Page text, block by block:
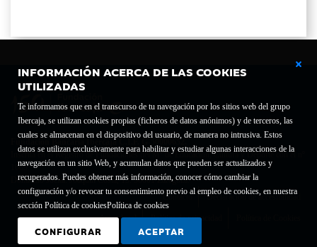
INFORMACIÓN ACERCA DE LAS COOKIES
UTILIZADAS
Te informamos que en el transcurso de tu navegación por los sitios web del grupo
Ibercaja, se utilizan cookies propias (ficheros de datos anónimos) y de terceros, las
cuales se almacenan en el dispositivo del usuario, de manera no intrusiva. Estos
datos se utilizan exclusivamente para habilitar y estudiar algunas interacciones de la
navegación en un sitio Web, y acumulan datos que pueden ser actualizados y
recuperados. Puedes obtener más información, conocer cómo cambiar la
configuración y/o revocar tu consentimiento previo al empleo de cookies, en nuestra
sección Política de cookiesPolítica de cookies
CONFIGURAR ACEPTAR
Fundación Bancaria Ibercaja C.I.F. G-50000652.
Inscrita en el Registro de Fundaciones del Mº de Educación, Cultura y Deporte con el nº
1689.
Domicilio social: Joaquín Costa, 13. 50001 Zaragoza.
Contacto
Declaración de accesibilidad
Aviso legal Política de privacidad